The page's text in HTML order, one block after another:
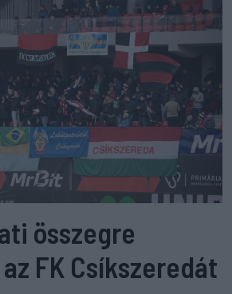
összegre
FK Csíkszeredát